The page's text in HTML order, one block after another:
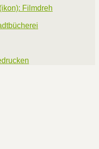
Filmdreh